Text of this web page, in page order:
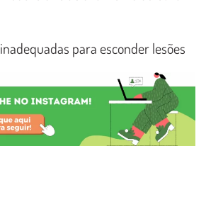
para esconder lesões